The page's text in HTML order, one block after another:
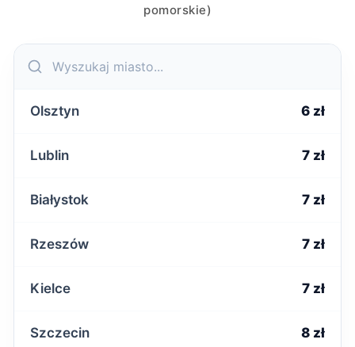
pomorskie)
Olsztyn 6 zł
Lublin 7 zł
Białystok 7 zł
Rzeszów 7 zł
Kielce 7 zł
Szczecin 8 zł